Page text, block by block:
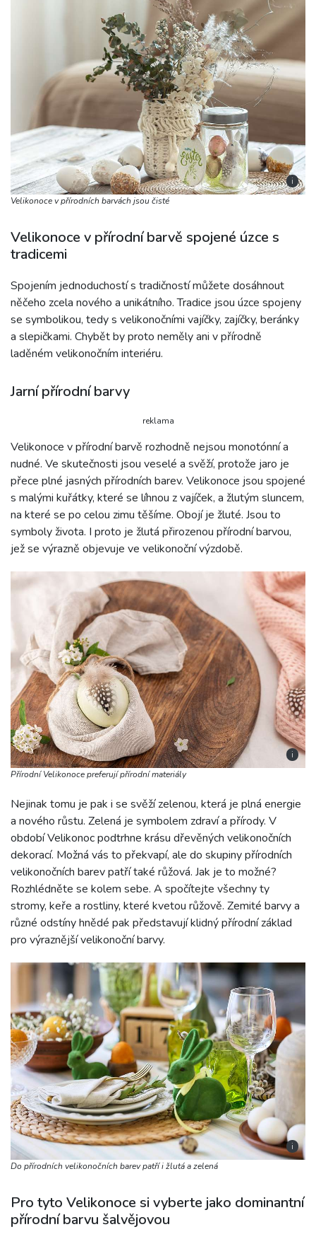
i
Velikonoce v přírodních barvách jsou čisté
Velikonoce v přírodní barvě spojené úzce s
tradicemi
Spojením jednoduchostí s tradičností můžete dosáhnout
něčeho zcela nového a unikátního. Tradice jsou úzce spojeny
se symbolikou, tedy s velikonočními vajíčky, zajíčky, beránky
a slepičkami. Chybět by proto neměly ani v přírodně
laděném velikonočním interiéru.
Jarní přírodní barvy
reklama
Velikonoce v přírodní barvě rozhodně nejsou monotónní a
nudné. Ve skutečnosti jsou veselé a svěží, protože jaro je
přece plné jasných přírodních barev. Velikonoce jsou spojené
s malými kuřátky, které se líhnou z vajíček, a žlutým sluncem,
na které se po celou zimu těšíme. Obojí je žluté. Jsou to
symboly života. I proto je žlutá přirozenou přírodní barvou,
jež se výrazně objevuje ve velikonoční výzdobě.
i
Přírodní Velikonoce preferují přírodní materiály
Nejinak tomu je pak i se svěží zelenou, která je plná energie
a nového růstu. Zelená je symbolem zdraví a přírody. V
období Velikonoc podtrhne krásu dřevěných velikonočních
dekorací. Možná vás to překvapí, ale do skupiny přírodních
velikonočních barev patří také růžová. Jak je to možné?
Rozhlédněte se kolem sebe. A spočítejte všechny ty
stromy, keře a rostliny, které kvetou růžově. Zemité barvy a
různé odstíny hnědé pak představují klidný přírodní základ
pro výraznější velikonoční barvy.
i
Do přírodních velikonočních barev patří i žlutá a zelená
Pro tyto Velikonoce si vyberte jako dominantní
přírodní barvu šalvějovou